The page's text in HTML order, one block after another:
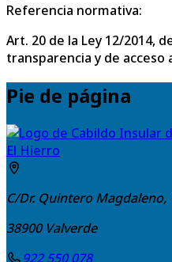
Referencia normativa:
Art. 20 de la Ley 12/2014,
transparencia y de acceso
Pie de página
El Hierro
C/Dr. Quintero Magdaleno,
38900 Valverde
922 550 078